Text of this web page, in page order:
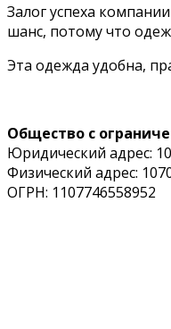
Залог успеха компании
шанс, потому что
Эта одежда удобна,
Общество с
Юридический адрес:
Физический адрес:
ОГРН: 1107746558952